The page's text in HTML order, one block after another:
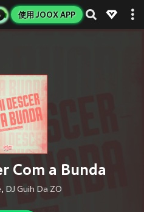
使用 JOOX APP
Com a Bunda
, DJ Guih Da ZO